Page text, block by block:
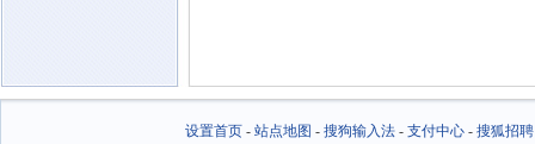
设置首页- 站点地图 - 搜狗输入法- 支付中心- 搜狐招聘